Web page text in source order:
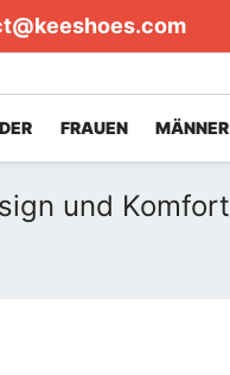
FRAUEN MÄNNER
und Komfort